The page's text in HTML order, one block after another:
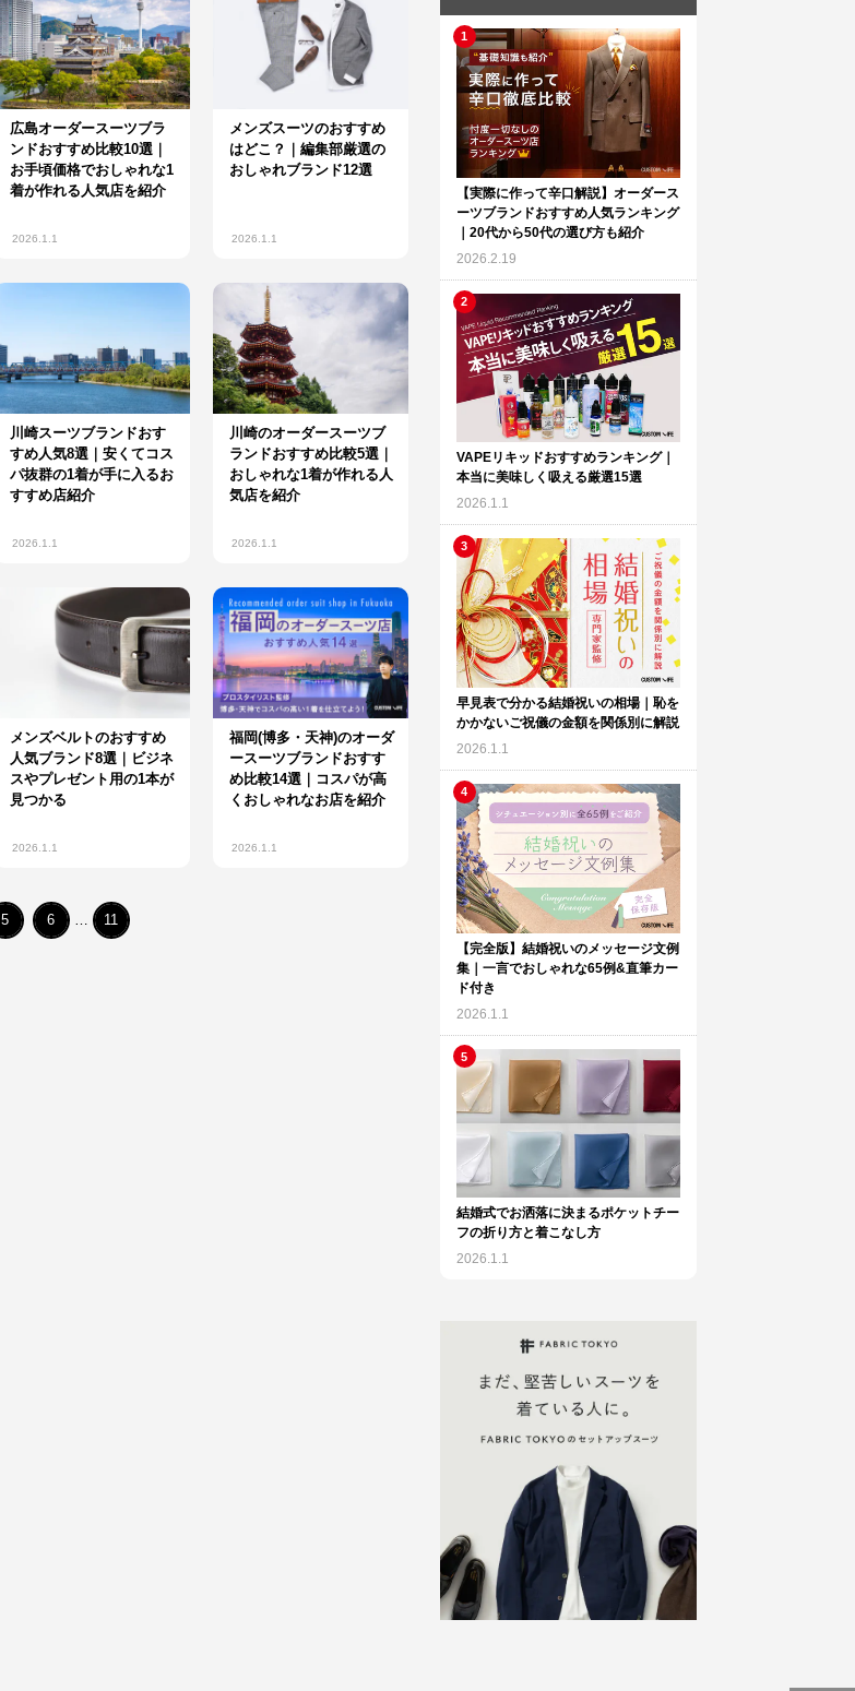
広島オーダースーツブラ
ンドおすすめ比較10選｜
お手頃価格でおしゃれな1
着が作れる人気店を紹介
2026.1.1
メンズスーツのおすすめ
はどこ？｜編集部厳選の
おしゃれブランド12選
2026.1.1
川崎スーツブランドおす
すめ人気8選｜安くてコス
パ抜群の1着が手に入るお
すすめ店紹介
2026.1.1
川崎のオーダースーツブ
ランドおすすめ比較5選｜
おしゃれな1着が作れる人
気店を紹介
2026.1.1
メンズベルトのおすすめ
人気ブランド8選｜ビジネ
スやプレゼント用の1本が
見つかる
2026.1.1
福岡(博多・天神)のオーダ
ースーツブランドおすす
め比較14選｜コスパが高
くおしゃれなお店を紹介
2026.1.1
5 6 11
【実際に作って辛口解説】オーダース
ーツブランドおすすめ人気ランキング
｜20代から50代の選び方も紹介
2026.2.19
VAPEリキッドおすすめランキング｜
本当に美味しく吸える厳選15選
2026.1.1
早見表で分かる結婚祝いの相場｜恥を
かかないご祝儀の金額を関係別に解説
2026.1.1
【完全版】結婚祝いのメッセージ文例
集｜一言でおしゃれな65例&直筆カー
ド付き
2026.1.1
結婚式でお洒落に決まるポケットチー
フの折り方と着こなし方
2026.1.1